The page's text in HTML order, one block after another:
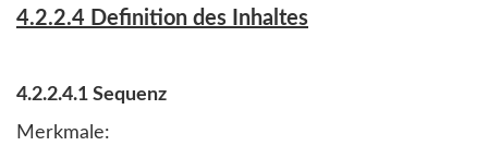
4.2.2.4 Definition des Inhaltes
4.2.2.4.1 Sequenz
Merkmale: